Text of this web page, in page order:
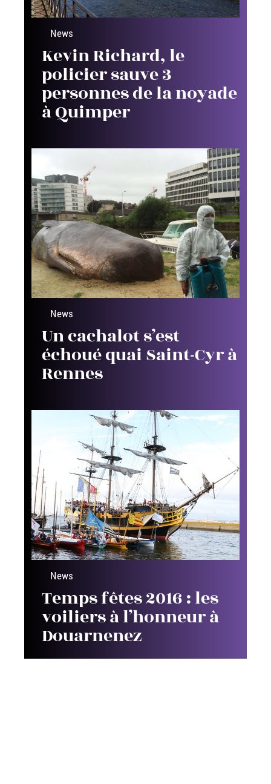
News
Kevin Richard, le
policier sauve 3
personnes de la noyade
à Quimper
News
Un cachalot s’est
échoué quai Saint-Cyr à
Rennes
News
Temps fêtes 2016 : les
voiliers à l’honneur à
Douarnenez